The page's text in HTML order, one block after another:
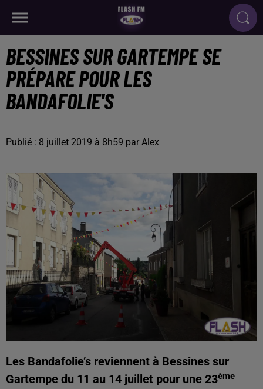
BESSINES SUR GARTEMPE SE
PRÉPARE POUR LES
BANDAFOLIE'S
Publié : 8 juillet 2019 à 8h59 par Alex
Les Bandafolie’s reviennent à Bessines sur
Gartempe du 11 au 14 juillet pour une 23ème